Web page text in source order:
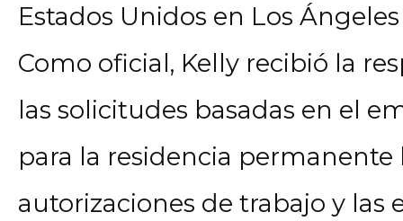
Estados Unidos en Los
Como oficial, Kelly recibió la
las solicitudes basadas en el
para la residencia permanente
autorizaciones de trabajo y las